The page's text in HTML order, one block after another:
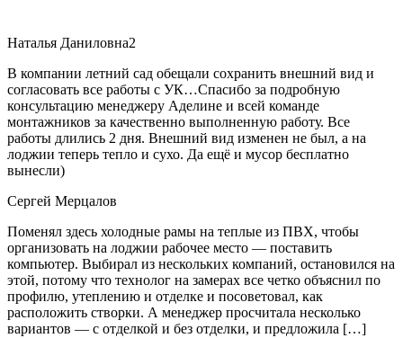
Наталья Даниловна2
В компании летний сад обещали сохранить внешний вид и
согласовать все работы с УК…Спасибо за подробную
консультацию менеджеру Аделине и всей команде
монтажников за качественно выполненную работу. Все
работы длились 2 дня. Внешний вид изменен не был, а на
лоджии теперь тепло и сухо. Да ещё и мусор бесплатно
вынесли)
Сергей Мерцалов
Поменял здесь холодные рамы на теплые из ПВХ, чтобы
организовать на лоджии рабочее место — поставить
компьютер. Выбирал из нескольких компаний, остановился на
этой, потому что технолог на замерах все четко объяснил по
профилю, утеплению и отделке и посоветовал, как
расположить створки. А менеджер просчитала несколько
вариантов — с отделкой и без отделки, и предложила […]